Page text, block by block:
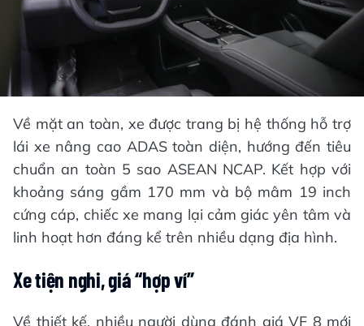
Về mặt an toàn, xe được trang bị hệ thống hỗ trợ
lái xe nâng cao ADAS toàn diện, hướng đến tiêu
chuẩn an toàn 5 sao ASEAN NCAP. Kết hợp với
khoảng sáng gầm 170 mm và bộ mâm 19 inch
cứng cáp, chiếc xe mang lại cảm giác yên tâm và
linh hoạt hơn đáng kể trên nhiều dạng địa hình.
Xe tiện nghi, giá “hợp ví”
Về thiết kế, nhiều người dùng đánh giá VF 8 mới